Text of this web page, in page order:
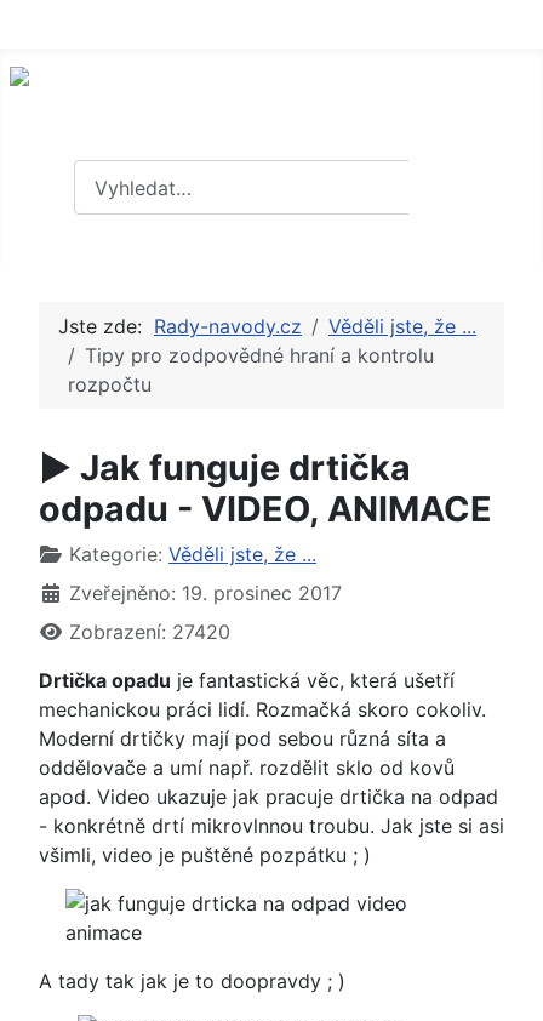
Jste zde: Rady-navody.cz
Věděli jste, že ...
Tipy pro zodpovědné hraní a kontrolu
rozpočtu
► Jak funguje drtička
odpadu - VIDEO, ANIMACE
Základní údaje
Kategorie: Věděli jste, že ...
Zveřejněno: 19. prosinec 2017
Zobrazení: 27420
Drtička opadu je fantastická věc, která ušetří
mechanickou práci lidí. Rozmačká skoro cokoliv.
Moderní drtičky mají pod sebou různá síta a
oddělovače a umí např. rozdělit sklo od kovů
apod. Video ukazuje jak pracuje drtička na odpad
- konkrétně drtí mikrovlnnou troubu. Jak jste si asi
všimli, video je puštěné pozpátku ; )
A tady tak jak je to doopravdy ; )